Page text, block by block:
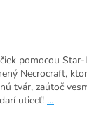
pomocou
Necrocraft,
tvár, zaútoč
utiecť! …